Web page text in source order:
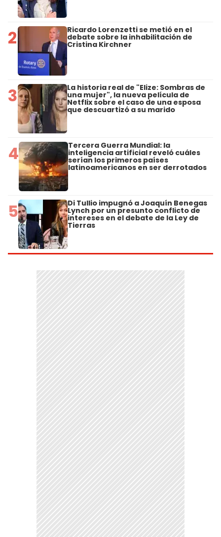
2 Ricardo Lorenzetti se metió en el
debate sobre la inhabilitación de
Cristina Kirchner
3 La historia real de "Elize: Sombras de
una mujer", la nueva película de
Netflix sobre el caso de una esposa
que descuartizó a su marido
4 Tercera Guerra Mundial: la
inteligencia artificial reveló cuáles
serían los primeros países
latinoamericanos en ser derrotados
5 Di Tullio impugnó a Joaquín Benegas
Lynch por un presunto conflicto de
intereses en el debate de la Ley de
Tierras